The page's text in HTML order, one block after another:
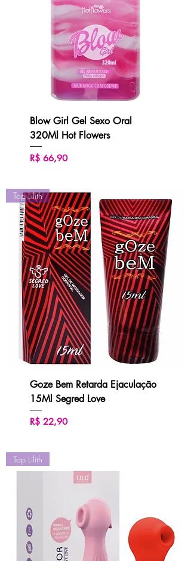
Blow Girl Gel Sexo Oral
320Ml Hot Flowers
Preço
R$ 66,90
Top Lilith
Goze Bem Retarda Ejaculação
15Ml Segred Love
Preço
R$ 22,90
Top Lilith